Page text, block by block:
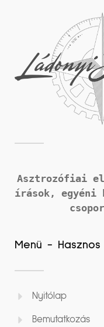
Asztrozófiai
írások,
Menü -
Nyitólap
Bemutatkozás